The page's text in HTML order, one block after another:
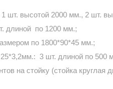
шт. высотой 2000 мм., 2 шт.
длиной по 1200 мм.;
по 1800*90*45 мм.;
3 шт. длиной по 500
на стойку (стойка круглая